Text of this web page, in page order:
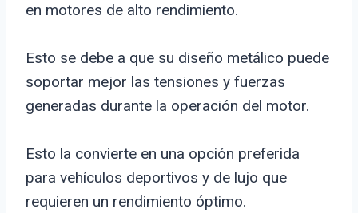
en motores de alto rendimiento.
Esto se debe a que su diseño metálico puede
soportar mejor las tensiones y fuerzas
generadas durante la operación del motor.
Esto la convierte en una opción preferida
para vehículos deportivos y de lujo que
requieren un rendimiento óptimo.